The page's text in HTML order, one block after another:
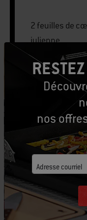
2 feuilles de cœur de romaine, coupées en
julienne
nos
Adresse courriel